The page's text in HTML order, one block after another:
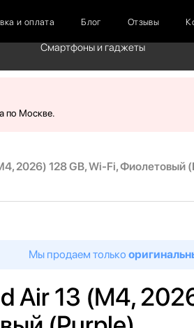
и оплата Блог Отзывы
Смартфоны и гаджеты
по Москве.
2026) 128 GB, Wi-Fi, Фиолетовый
Мы продаем только
Air 13 (M4,